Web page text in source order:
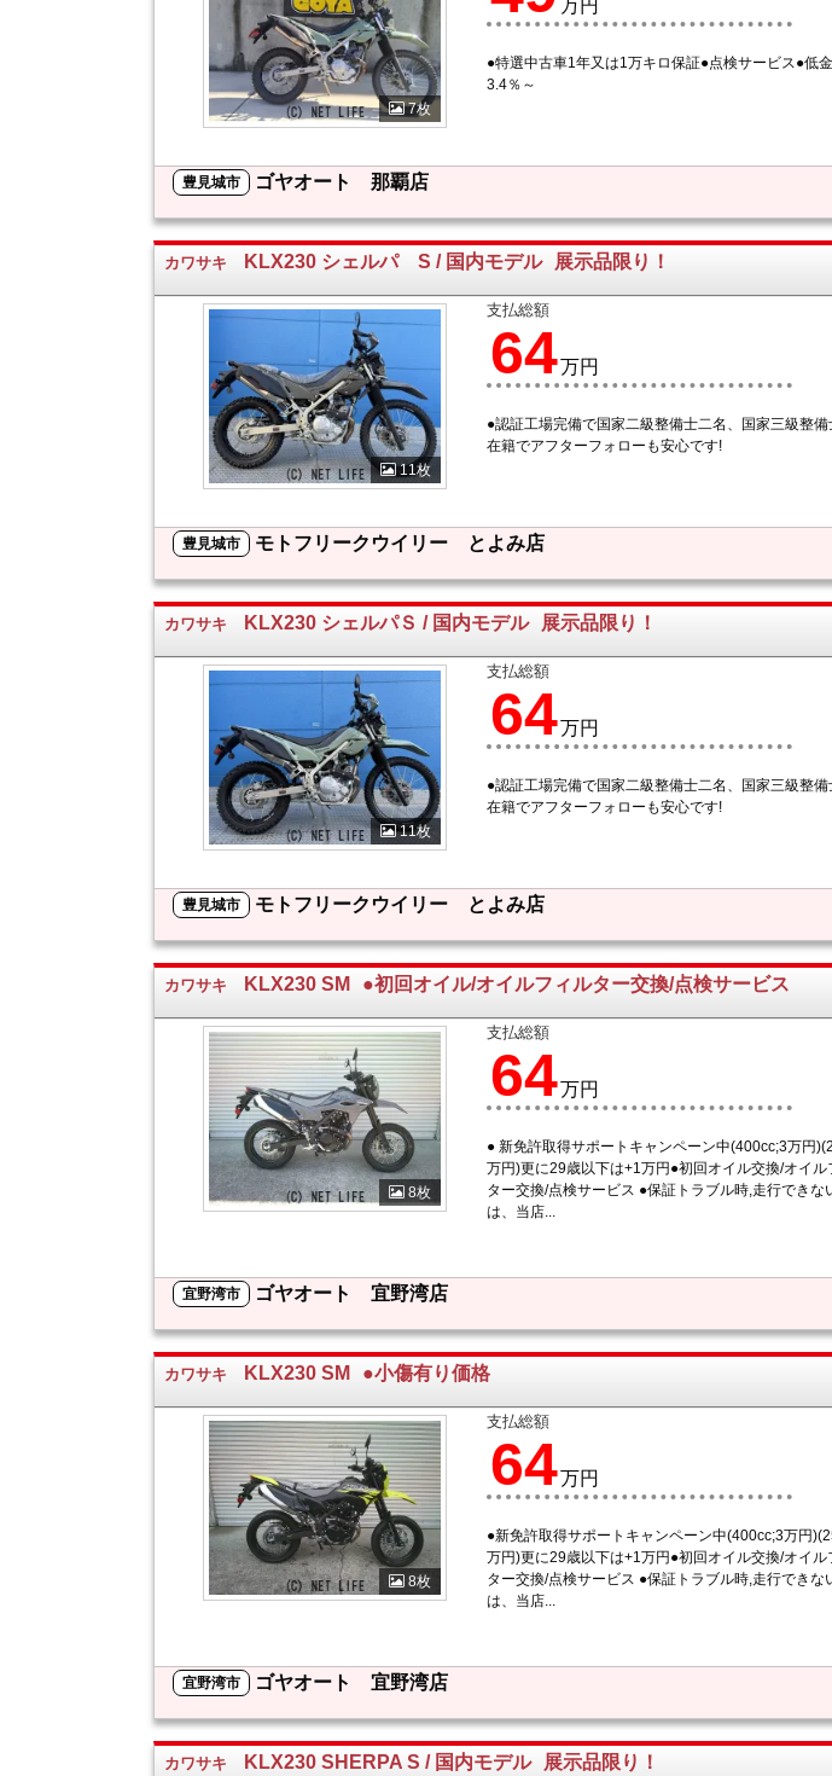
7枚
万円
●特選中古車1年又は1万キロ保証●点検サービス●低
3.4％～
豊見城市 ゴヤオート 那覇店
カワサキ KLX230 シェルパ S / 国内モデル 展示品限り！
11枚
支払総額
64万円
●認証工場完備で国家二級整備士二名、国家三級整備
在籍でアフターフォローも安心です!
豊見城市 モトフリークウイリー とよみ店
カワサキ KLX230 シェルパＳ / 国内モデル 展示品限り！
11枚
支払総額
64万円
●認証工場完備で国家二級整備士二名、国家三級整備
在籍でアフターフォローも安心です!
豊見城市 モトフリークウイリー とよみ店
カワサキ KLX230 SM ●初回オイル/オイルフィルター交換/点検サービス
8枚
支払総額
64万円
● 新免許取得サポートキャンペーン中(400cc;3万円
万円)更に29歳以下は+1万円●初回オイル交換/オイル
ター交換/点検サービス ●保証トラブル時,走行できな
は、当店...
宜野湾市 ゴヤオート 宜野湾店
カワサキ KLX230 SM ●小傷有り価格
8枚
支払総額
64万円
●新免許取得サポートキャンペーン中(400cc;3万円
万円)更に29歳以下は+1万円●初回オイル交換/オイル
ター交換/点検サービス ●保証トラブル時,走行できな
は、当店...
宜野湾市 ゴヤオート 宜野湾店
カワサキ KLX230 SHERPA S / 国内モデル 展示品限り！